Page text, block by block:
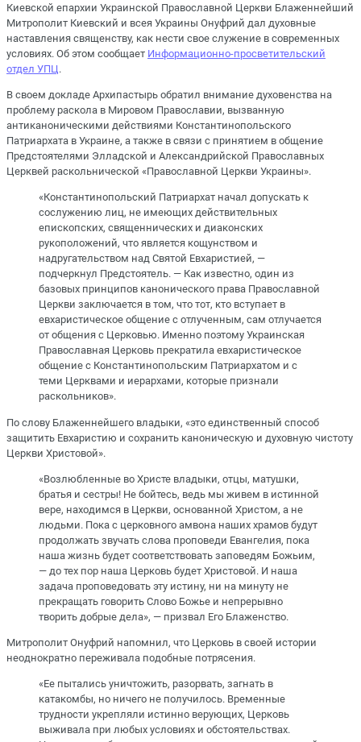
Киевской епархии Украинской Православной Церкви Блаженнейший
Митрополит Киевский и всея Украины Онуфрий дал духовные
наставления священству, как нести свое служение в современных
условиях. Об этом сообщает Информационно-просветительский
отдел УПЦ .
В своем докладе Архипастырь обратил внимание духовенства на
проблему раскола в Мировом Православии, вызванную
антиканоническими действиями Константинопольского
Патриархата в Украине, а также в связи с принятием в общение
Предстоятелями Элладской и Александрийской Православных
Церквей раскольнической «Православной Церкви Украины».
«Константинопольский Патриархат начал допускать к
сослужению лиц, не имеющих действительных
епископских, священнических и диаконских
рукоположений, что является кощунством и
надругательством над Святой Евхаристией, —
подчеркнул Предстоятель. — Как известно, один из
базовых принципов канонического права Православной
Церкви заключается в том, что тот, кто вступает в
евхаристическое общение с отлученным, сам отлучается
от общения с Церковью. Именно поэтому Украинская
Православная Церковь прекратила евхаристическое
общение с Константинопольским Патриархатом и с
теми Церквами и иерархами, которые признали
раскольников».
По слову Блаженнейшего владыки, «это единственный способ
защитить Евхаристию и сохранить каноническую и духовную чистоту
Церкви Христовой».
«Возлюбленные во Христе владыки, отцы, матушки,
братья и сестры! Не бойтесь, ведь мы живем в истинной
вере, находимся в Церкви, основанной Христом, а не
людьми. Пока с церковного амвона наших храмов будут
продолжать звучать слова проповеди Евангелия, пока
наша жизнь будет соответствовать заповедям Божьим,
— до тех пор наша Церковь будет Христовой. И наша
задача проповедовать эту истину, ни на минуту не
прекращать говорить Слово Божье и непрерывно
творить добрые дела», — призвал Его Блаженство.
Митрополит Онуфрий напомнил, что Церковь в своей истории
неоднократно переживала подобные потрясения.
«Ее пытались уничтожить, разорвать, загнать в
катакомбы, но ничего не получилось. Временные
трудности укрепляли истинно верующих, Церковь
выживала при любых условиях и обстоятельствах.